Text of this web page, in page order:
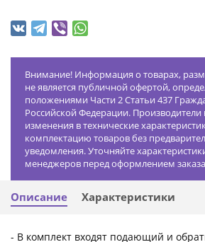
Внимание! Информация о товарах,
не является публичной офертой,
положениями Части 2 Статьи 437
Российской Федерации. Производители
изменения в технические
комплектацию товаров без
уведомления. Уточняйте
менеджеров перед оформлением
Описание Характеристики
- В комплект входят подающий и